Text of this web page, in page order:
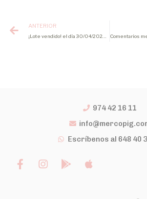
ANTERIOR
974 42 16 11
Escríbenos al 648 40